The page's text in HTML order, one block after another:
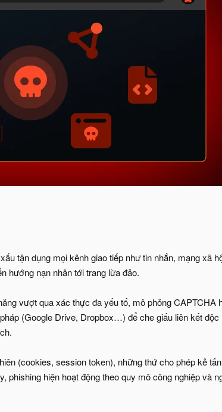
tận dụng mọi kênh giao tiếp như tin nhắn, mạng xã
hướng nạn nhân tới trang lừa đảo.
vượt qua xác thực đa yếu tố, mô phỏng CAPTCHA
(Google Drive, Dropbox…) để che giấu liên kết độc
(cookies, session token), những thứ cho phép kẻ
hiện hoạt động theo quy mô công nghiệp và